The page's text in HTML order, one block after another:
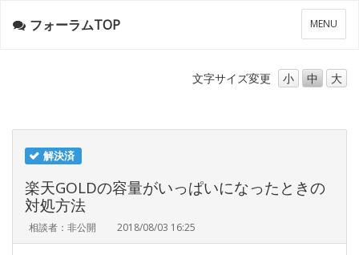
メ
ニ
ー
MENU
フォーラムTOP
文字サイズ変更 小 中 大
解決済
楽天GOLDの容量がいっぱいになったときの
対処方法
相談者：非公開 2018/08/03 16:25